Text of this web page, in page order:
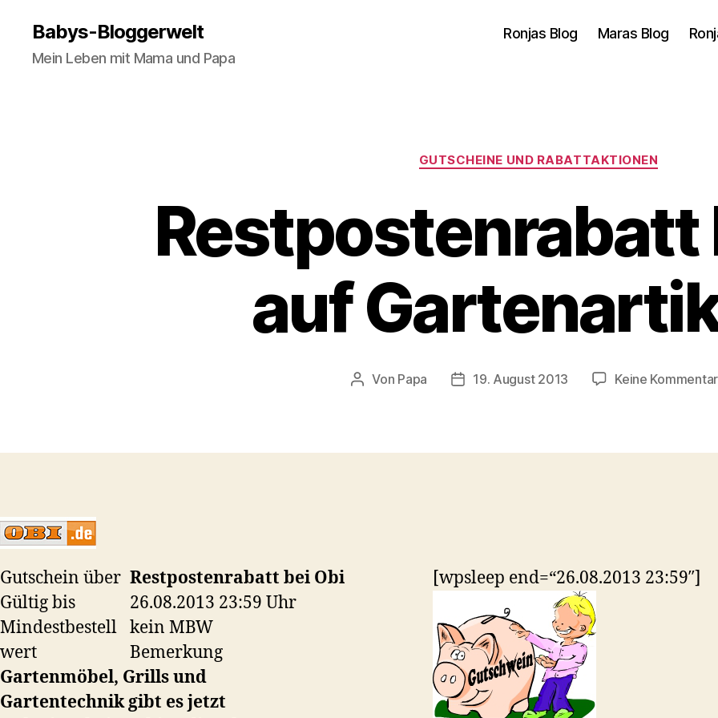
Babys-Bloggerwelt
Mein Leben mit Mama und Papa
Ronjas Blog Maras Blog
Kategorien
GUTSCHEINE UND RABATTAKTIONEN
Restpostenrabatt
auf
Beitragsautor
Von Papa Veröffentlichungsdatum
19. August 2013 Keine
Gutschein über Restpostenrabatt bei Obi
Gültig bis
26.08.2013 23:59 Uhr
Mindestbestell
wert
kein MBW
Bemerkung
Gartenmöbel, Grills und
Gartentechnik gibt es jetzt
[wpsleep end=“26.08.2013 23:59″]